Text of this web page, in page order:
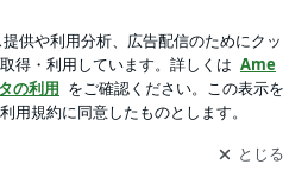
ブログの更新通知
を受け取りまし
開く